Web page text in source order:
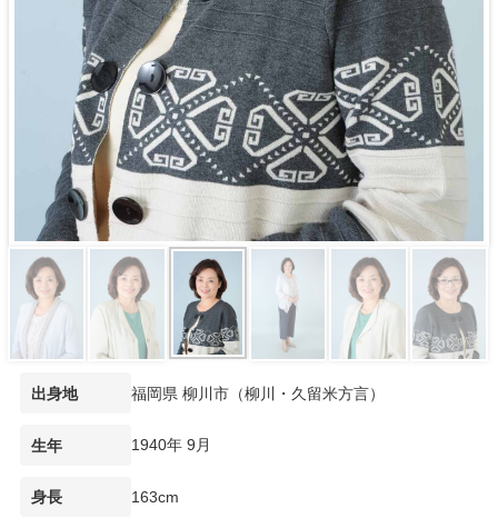
出身地 福岡県 柳川市（柳川・久留米方言）
生年 1940年 9月
身長 163cm